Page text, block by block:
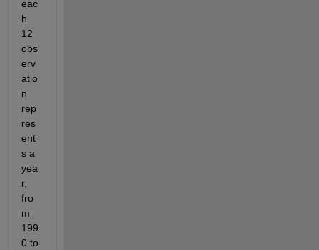
eac
h
12
obs
erv
atio
n
rep
res
ent
s a
yea
r,
fro
m
199
0 to